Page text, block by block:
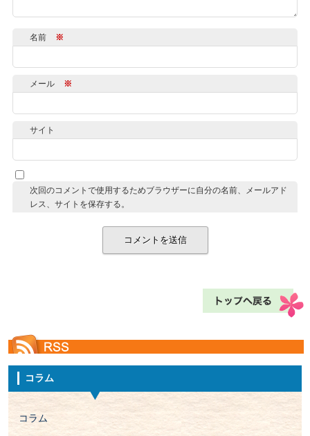
名前 ※
メール ※
サイト
次回のコメントで使用するためブラウザーに自分の名前、メールアド
レス、サイトを保存する。
コラム
コラム